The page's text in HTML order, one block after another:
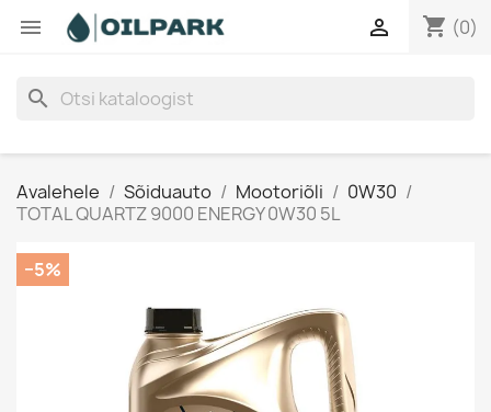
 shopping_cart (0)

search
Avalehele Sõiduauto Mootoriõli
0W30
TOTAL QUARTZ 9000 ENERGY 0W30 5L
−5%